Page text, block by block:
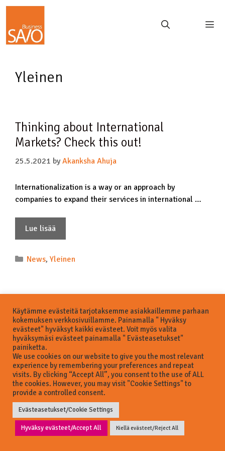
Yleinen
Thinking about International
Markets? Check this out!
25.5.2021 byAkanksha Ahuja
Internationalization is a way or an approach by
companies to expand their services in international …
Lue lisää
News, Yleinen
© 2026 Business Savo Oy
Käytämme evästeitä tarjotaksemme asiakkaillemme parhaan
kokemuksen verkkosivuillamme. Painamalla " Hyväksy
evästeet" hyväksyt kaikki evästeet. Voit myös valita
hyväksymäsi evästeet painamalla " Evästeasetukset"
painiketta.
We use cookies on our website to give you the most relevant
experience by remembering your preferences and repeat
visits. By clicking “Accept All”, you consent to the use of ALL
the cookies. However, you may visit "Cookie Settings" to
provide a controlled consent.
Evästeasetukset/Cookie Settings
Hyväksy evästeet/Accept All Kiellä evästeet/Reject All
Kysyttävää? Need help?
Hei!
Kuinka voimme auttaa?
How can we help you?
Open/Avaa chat